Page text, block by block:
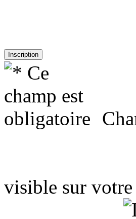
visible sur